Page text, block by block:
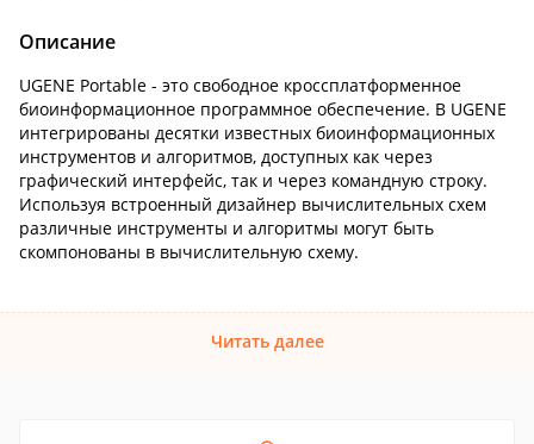
Описание
UGENE Portable - это свободное кроссплатформенное
биоинформационное программное обеспечение. В UGENE
интегрированы десятки известных биоинформационных
инструментов и алгоритмов, доступных как через
графический интерфейс, так и через командную строку.
Используя встроенный дизайнер вычислительных схем
различные инструменты и алгоритмы могут быть
скомпонованы в вычислительную схему.
Читать далее